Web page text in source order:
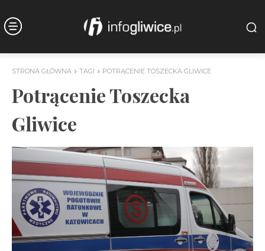
STRONA GŁÓWNA TAGI POTRĄCENIE TOSZECKA GLIWICE
Potrącenie Toszecka
Gliwice